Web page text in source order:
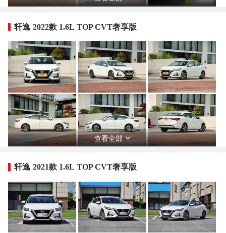
轩逸 2022款 1.6L TOP CVT奢享版
查看全部
轩逸 2021款 1.6L TOP CVT奢享版